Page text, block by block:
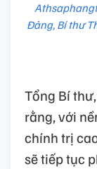
Đảng, Bí thư
Tổng Bí
rằng, với
chính trị
sẽ tiếp tục